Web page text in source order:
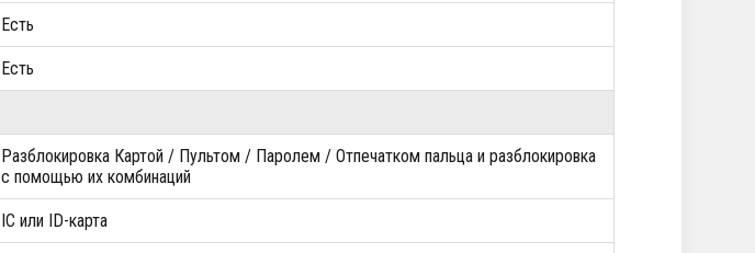
Есть
Есть
Разблокировка Картой / Пультом / Паролем / Отпечатком пальца и разблокировка
с помощью их комбинаций
IC или ID-карта